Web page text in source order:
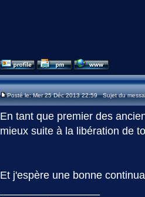
Posté le: Mer 25 Déc 2013 22:59 Sujet du
En tant que premier des
mieux suite à la libération de
Et j'espère une bonne